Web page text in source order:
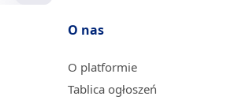
O nas
O platformie
Tablica ogłoszeń